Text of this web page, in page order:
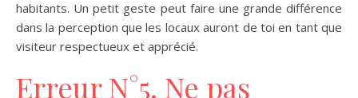
habitants. Un petit geste peut faire une grande différence
dans la perception que les locaux auront de toi en tant que
visiteur respectueux et apprécié.
Erreur N°5. Ne pas